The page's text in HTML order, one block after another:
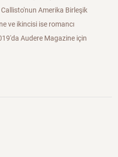
Amerika Birleşik
ve ikincisi ise romancı
Audere Magazine için